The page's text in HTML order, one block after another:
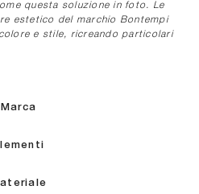
questa soluzione in foto. Le
estetico del marchio Bontempi
e stile, ricreando particolari
Marca